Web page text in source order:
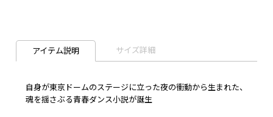
アイテム説明 サイズ詳細
自身が東京ドームのステージに立った夜の衝動から生まれた、
魂を揺さぶる青春ダンス小説が誕生